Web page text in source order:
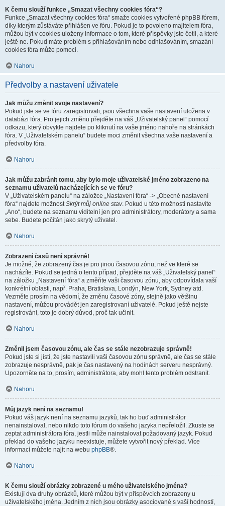
K čemu slouží funkce „Smazat všechny cookies fóra“?
Funkce „Smazat všechny cookies fóra“ smaže cookies vytvořené phpBB fórem,
díky kterým zůstáváte přihlášen ve fóru. Pokud je to povoleno majitelem fóra,
můžou být v cookies uloženy informace o tom, které příspěvky jste četli, a které
ještě ne. Pokud máte problém s přihlašováním nebo odhlašováním, smazání
cookies fóra může pomoci.
Nahoru
Předvolby a nastavení uživatele
Jak můžu změnit svoje nastavení?
Pokud jste se ve fóru zaregistrovali, jsou všechna vaše nastavení uložena v
databázi fóra. Pro jejich změnu přejděte na váš „Uživatelský panel“ pomocí
odkazu, který obvykle najdete po kliknutí na vaše jméno nahoře na stránkách
fóra. V „Uživatelském panelu“ budete moci změnit všechna vaše nastavení a
předvolby fóra.
Nahoru
Jak můžu zabránit tomu, aby bylo moje uživatelské jméno zobrazeno na
seznamu uživatelů nacházejících se ve fóru?
V „Uživatelském panelu“ na záložce „Nastavení fóra“ -> „Obecné nastavení
fóra“ najdete možnostSkrýt můj online stav. Pokud u této možnosti nastavíte
„Ano“, budete na seznamu viditelní jen pro administrátory, moderátory a sama
sebe. Budete počítán jako skrytý uživatel.
Nahoru
Zobrazení časů není správné!
Je možné, že zobrazený čas je pro jinou časovou zónu, než ve které se
nacházíte. Pokud se jedná o tento případ, přejděte na váš „Uživatelský panel“
na záložku „Nastavení fóra“ a změňte vaši časovou zónu, aby odpovídala vaší
konkrétní oblasti, např. Praha, Bratislava, Londýn, New York, Sydney atd.
Vezměte prosím na vědomí, že změnu časové zóny, stejně jako většinu
nastavení, můžou provádět jen zaregistrovaní uživatelé. Pokud ještě nejste
registrováni, toto je dobrý důvod, proč tak učinit.
Nahoru
Změnil jsem časovou zónu, ale čas se stále nezobrazuje správně!
Pokud jste si jisti, že jste nastavili vaši časovou zónu správně, ale čas se stále
zobrazuje nesprávně, pak je čas nastavený na hodinách serveru nesprávný.
Upozorněte na to, prosím, administrátora, aby mohl tento problém odstranit.
Nahoru
Můj jazyk není na seznamu!
Pokud váš jazyk není na seznamu jazyků, tak ho buď administrátor
nenainstaloval, nebo nikdo toto fórum do vašeho jazyka nepřeložil. Zkuste se
zeptat administrátora fóra, jestli může nainstalovat požadovaný jazyk. Pokud
překlad do vašeho jazyku neexistuje, můžete vytvořit nový překlad. Více
informací můžete najít na webu phpBB®.
Nahoru
K čemu slouží obrázky zobrazené u mého uživatelského jména?
Existují dva druhy obrázků, které můžou být v příspěvcích zobrazeny u
uživatelského jména. Jedním z nich jsou obrázky asociované s vaší hodností,